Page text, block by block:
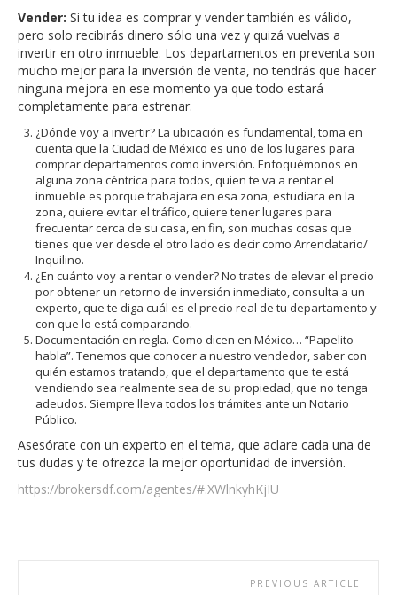
Vender: Si tu idea es comprar y vender también es válido,
pero solo recibirás dinero sólo una vez y quizá vuelvas a
invertir en otro inmueble. Los departamentos en preventa son
mucho mejor para la inversión de venta, no tendrás que hacer
ninguna mejora en ese momento ya que todo estará
completamente para estrenar.
¿Dónde voy a invertir? La ubicación es fundamental, toma en
cuenta que la Ciudad de México es uno de los lugares para
comprar departamentos como inversión. Enfoquémonos en
alguna zona céntrica para todos, quien te va a rentar el
inmueble es porque trabajara en esa zona, estudiara en la
zona, quiere evitar el tráfico, quiere tener lugares para
frecuentar cerca de su casa, en fin, son muchas cosas que
tienes que ver desde el otro lado es decir como Arrendatario/
Inquilino.
¿En cuánto voy a rentar o vender? No trates de elevar el precio
por obtener un retorno de inversión inmediato, consulta a un
experto, que te diga cuál es el precio real de tu departamento y
con que lo está comparando.
Documentación en regla. Como dicen en México… “Papelito
habla”. Tenemos que conocer a nuestro vendedor, saber con
quién estamos tratando, que el departamento que te está
vendiendo sea realmente sea de su propiedad, que no tenga
adeudos. Siempre lleva todos los trámites ante un Notario
Público.
Asesórate con un experto en el tema, que aclare cada una de
tus dudas y te ofrezca la mejor oportunidad de inversión.
https://brokersdf.com/agentes/#.XWlnkyhKjIU
PREVIOUS ARTICLE